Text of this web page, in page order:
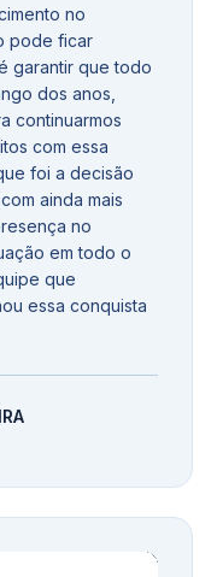
no
pode ficar
garantir que todo
dos anos,
continuarmos
com essa
foi a decisão
ainda mais
no
em todo o
que
essa conquista